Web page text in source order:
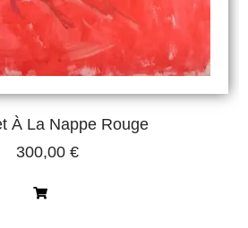
À La Nappe Rouge
300,00 €